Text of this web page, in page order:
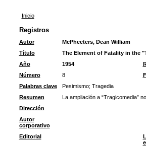
Inicio
Registros
Autor
McPheeters, Dean William
Título
The Element of Fatality in the
Año
1954
Número
8
Palabras clave
Pesimismo; Tragedia
Resumen
La ampliación a “Tragicomedia”
Dirección
Autor
corporativo
Editorial